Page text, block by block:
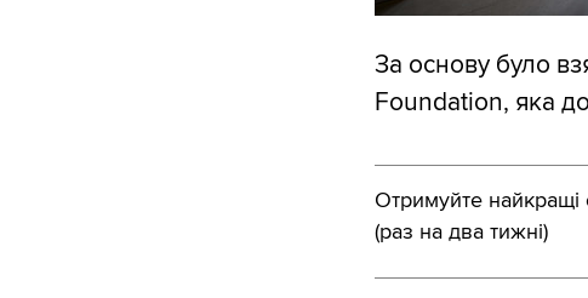
За основу було
Foundation, яка
Отримуйте найкращі
(раз на два тижні)